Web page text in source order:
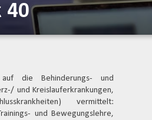
40
die Behinderungs- und
und Kreislauferkrankungen,
vermittelt:
und Bewegungslehre,